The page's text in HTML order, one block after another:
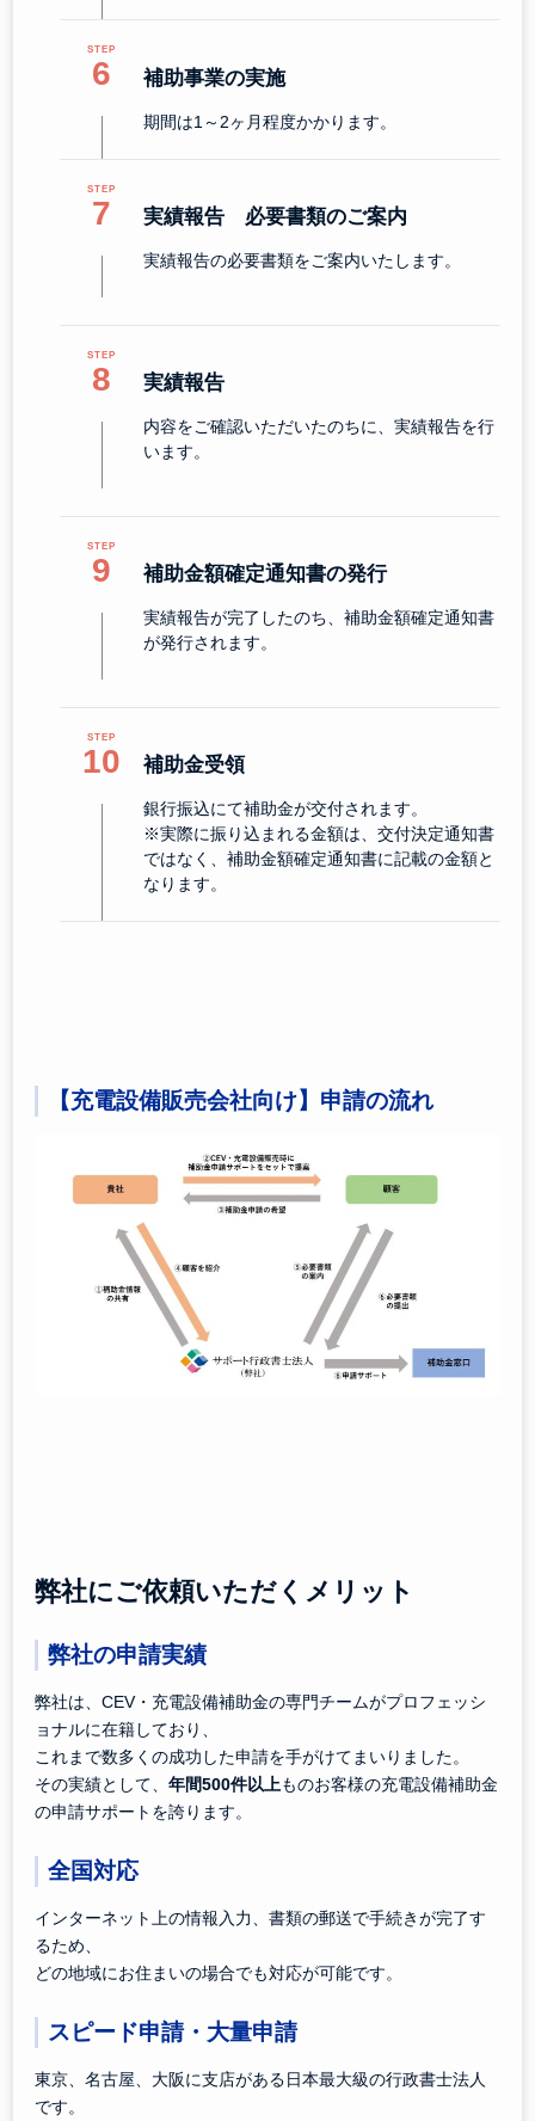
6 補助事業の実施
期間は1～2ヶ月程度かかります。
7 実績報告 必要書類のご案内
実績報告の必要書類をご案内いたします。
8 実績報告
内容をご確認いただいたのちに、実績報告を行
います。
9 補助金額確定通知書の発行
実績報告が完了したのち、補助金額確定通知書
が発行されます。
10 補助金受領
銀行振込にて補助金が交付されます。
※実際に振り込まれる金額は、交付決定通知書
ではなく、補助金額確定通知書に記載の金額と
なります。
【充電設備販売会社向け】申請の流れ
弊社にご依頼いただくメリット
弊社の申請実績
弊社は、CEV・充電設備補助金の専門チームがプロフェッシ
ョナルに在籍しており、
これまで数多くの成功した申請を手がけてまいりました。
その実績として、年間500件以上ものお客様の充電設備補助金
の申請サポートを誇ります。
全国対応
インターネット上の情報入力、書類の郵送で手続きが完了す
るため、
どの地域にお住まいの場合でも対応が可能です。
スピード申請・大量申請
東京、名古屋、大阪に支店がある日本最大級の行政書士法人
です。